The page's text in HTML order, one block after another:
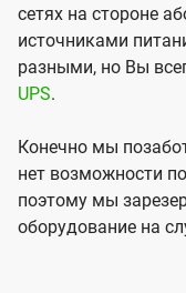
сетях на стороне
источниками
разными, но Вы
UPS.
Конечно мы
нет возможности
поэтому мы
оборудование на